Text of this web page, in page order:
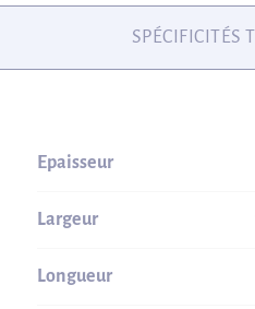
SPÉCIFICITÉS
Epaisseur
Largeur
Longueur